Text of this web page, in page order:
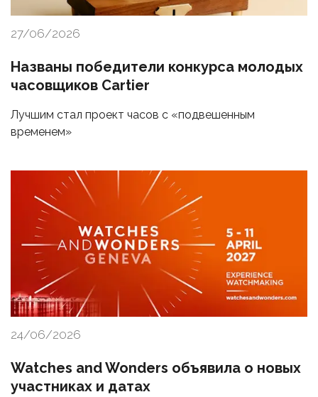
27/06/2026
Названы победители конкурса молодых
часовщиков Cartier
Лучшим стал проект часов с «подвешенным
временем»
24/06/2026
Watches and Wonders объявила о новых
участниках и датах